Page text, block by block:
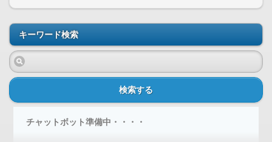
キーワード検索
検索する
チャットボット準備中・・・・